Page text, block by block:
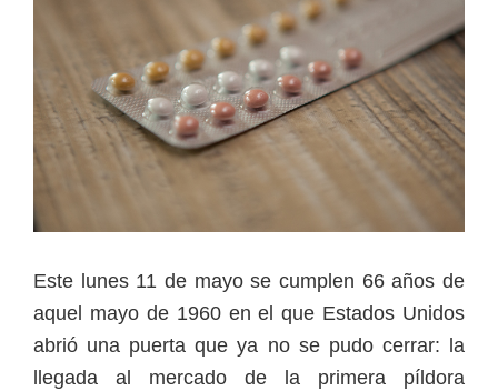
Este lunes 11 de mayo se cumplen 66 años de
aquel mayo de 1960 en el que Estados Unidos
abrió una puerta que ya no se pudo cerrar: la
llegada al mercado de la primera píldora